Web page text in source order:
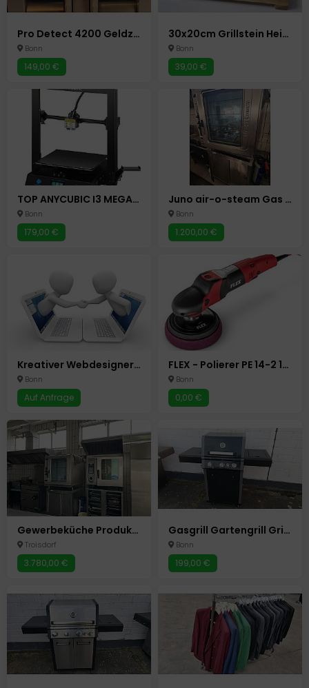
Pro Detect 4200 Geldzählmaschine Scheinzählmaschine Geld Zähler
Bonn
149,00 €
30x20cm Grillstein Heiße Platte Steakplatte Heißer Stein Steinplatte Hot Stone
Bonn
39,00 €
TOP ANYCUBIC I3 MEGA X - 3D DRUCKER MASCHINE PC COMPUTER BONN
Bonn
179,00 €
Juno air-o-steam Gas 38 kW Konvektomat Kombidämpfer Gastro Backofen Bonn
Bonn
1.200,00 €
Kreativer Webdesigner Wordpress Baukasten Shop System Home-Office
Bonn
Auf Anfrage
FLEX - Polierer PE 14-2 150 Maschine PKW Auto Autoaufbereitung
Bonn
0,00 €
Gewerbeküche Produktionsküche Bäckerei Backstube Cateringküche Küche Mietküche Kühlhaus Ladenlokal
Troisdorf
3.780,00 €
Gasgrill Gartengrill Grillwagen Grillstation Gasherd / 4 Brenner
Bonn
199,00 €